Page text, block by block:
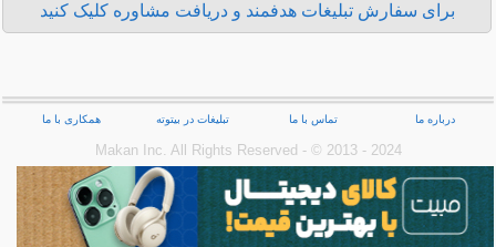
برای سفارش تبلیغات هدفمند و دریافت مشاوره کلیک کنید
درباره ما تماس با ما تبلیغات در بیتوته همکاری با ما
Makan Inc.‎ All Rights Reserved - © 2013 - 2024